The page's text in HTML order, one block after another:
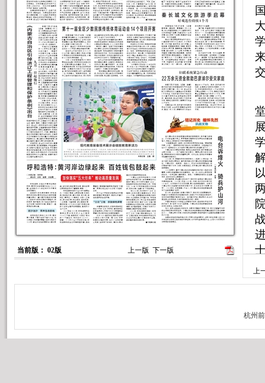
当前版： 02版 上一版 下一版
上